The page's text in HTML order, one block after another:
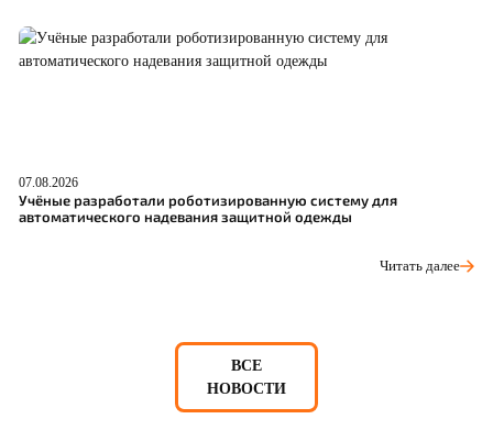
07.08.2026
Учёные разработали роботизированную систему для
автоматического надевания защитной одежды
Читать далее
ВСЕ
НОВОСТИ